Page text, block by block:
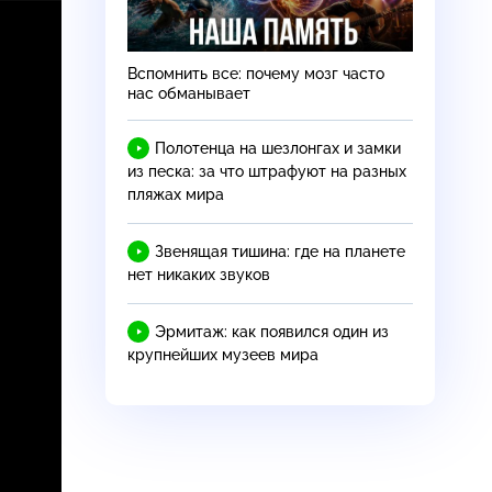
Вспомнить все: почему мозг часто
нас обманывает
Полотенца на шезлонгах и замки
из песка: за что штрафуют на разных
пляжах мира
Звенящая тишина: где на планете
нет никаких звуков
Эрмитаж: как появился один из
крупнейших музеев мира